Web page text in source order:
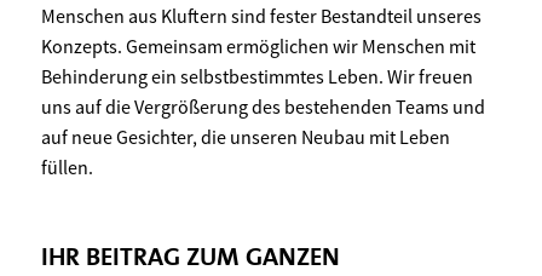
Menschen aus Kluftern sind fester Bestandteil unseres
Konzepts. Gemeinsam ermöglichen wir Menschen mit
Behinderung ein selbstbestimmtes Leben. Wir freuen
uns auf die Vergrößerung des bestehenden Teams und
auf neue Gesichter, die unseren Neubau mit Leben
füllen.
IHR BEITRAG ZUM GANZEN